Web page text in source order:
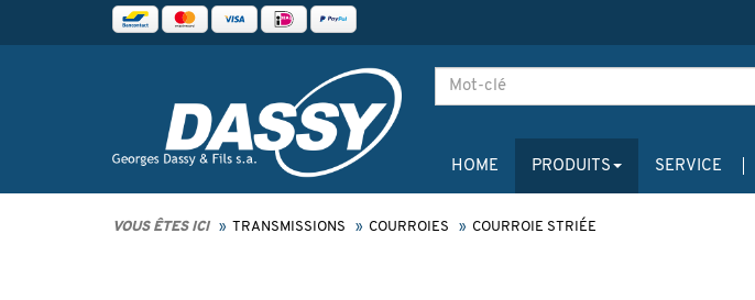
HOME PRODUITS SERVICE
VOUS ÊTES ICI TRANSMISSIONS COURROIES COURROIE STRIÉE